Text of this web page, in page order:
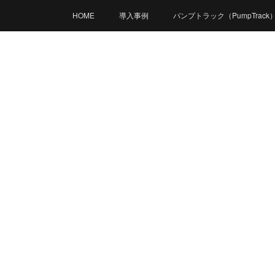
HOME 導入事例 パンプトラック（PumpTrack